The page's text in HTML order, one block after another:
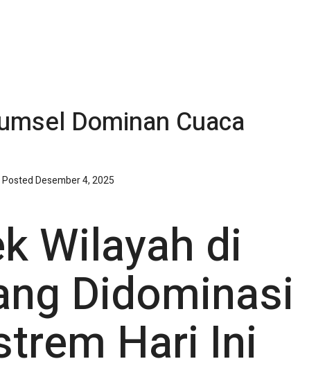
Dominan Cuaca
PostedDesember 4, 2025
Wilayah di
Didominasi
Hari Ini